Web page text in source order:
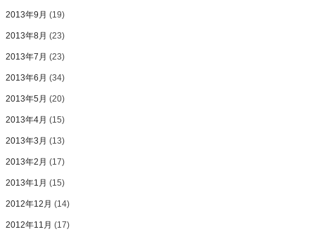
2013年9月 (19)
2013年8月 (23)
2013年7月 (23)
2013年6月 (34)
2013年5月 (20)
2013年4月 (15)
2013年3月 (13)
2013年2月 (17)
2013年1月 (15)
2012年12月 (14)
2012年11月 (17)